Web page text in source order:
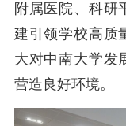
附属医院、科研
建引领学校高质
大对中南大学发
营造良好环境。